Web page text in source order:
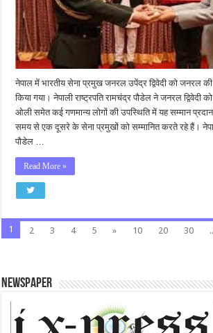
नेपाल में भारतीय सेना प्रमुख जनरल उपेंद्र द्विवेदी को जनरल की
किया गया। नेपाली राष्ट्रपति रामचंद्र पौडेल ने जनरल द्विवेदी
ओली समेत कई गणमान्य लोगों की उपस्थिति में यह सम्मान
समय से एक दूसरे के सेना प्रमुखों को सम्मानित करते रहे हैं।
पौडेल …
Read More »
1 2 3 4 5 » 10 20 30
Newspaper